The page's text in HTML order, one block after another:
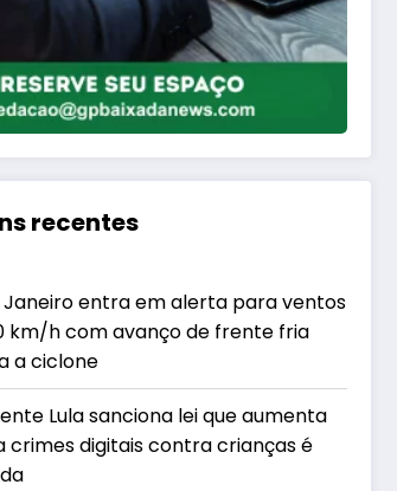
recentes
Janeiro entra em alerta para ventos
km/h com avanço de frente fria
a ciclone
Lula sanciona lei que aumenta
crimes digitais contra crianças é